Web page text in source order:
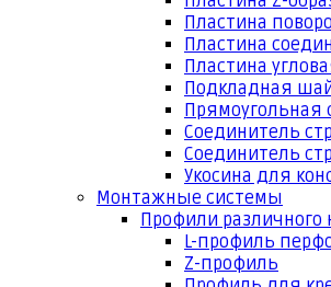
Пластина
Пластина
Пластина
Подкладная
Прямоугольная
Соединитель
Соединитель
Укосина для
Монтажные системы
Профили различного
L-профиль
Z-профиль